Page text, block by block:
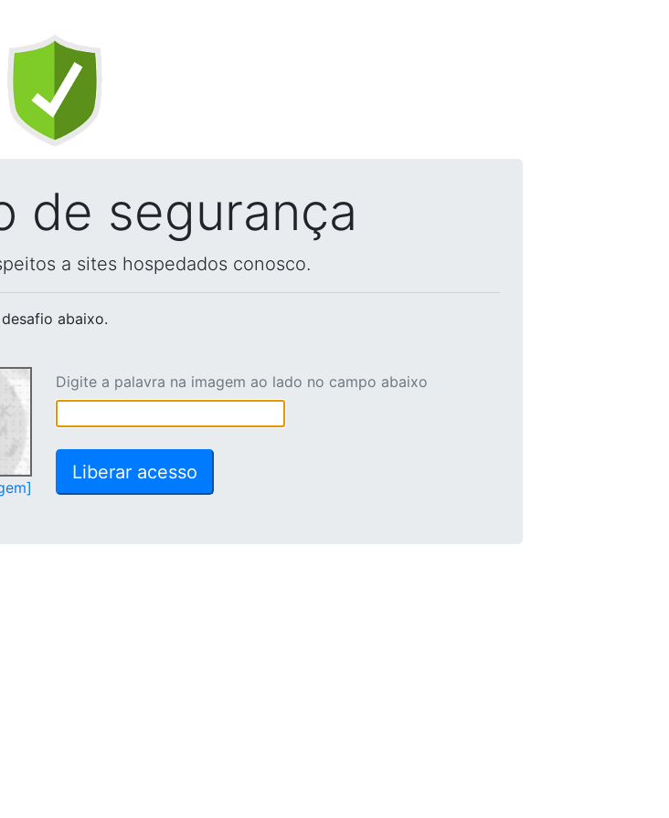
de segurança
a sites hospedados conosco.
abaixo.
Digite a palavra na imagem ao lado no campo abaixo